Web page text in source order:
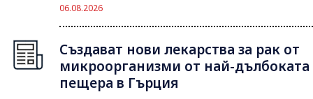
06.08.2026
Създават нови лекарства за рак от
микроорганизми от най-дълбоката
пещера в Гърция